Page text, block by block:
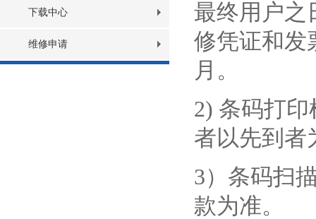
下载中心
维修申请
最终用户之
修凭证和发
月。
2) 条码打
者以先到者
3）条码扫
款为准。